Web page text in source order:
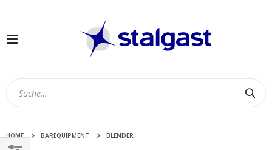
Navigation
HOME BAREQUIPMENT BLENDER